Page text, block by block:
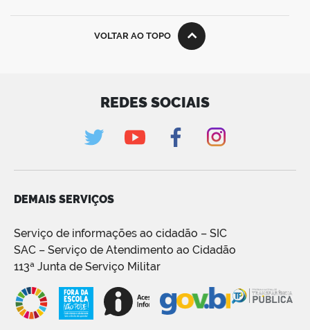
VOLTAR AO TOPO
REDES SOCIAIS
DEMAIS SERVIÇOS
Serviço de informações ao cidadão – SIC
SAC – Serviço de Atendimento ao Cidadão
113ª Junta de Serviço Militar